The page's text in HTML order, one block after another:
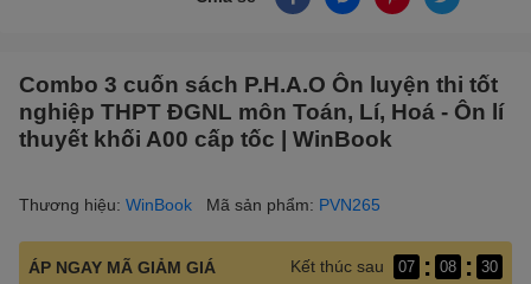
Combo 3 cuốn sách P.H.A.O Ôn luyện thi tốt
nghiệp THPT ĐGNL môn Toán, Lí, Hoá - Ôn lí
thuyết khối A00 cấp tốc | WinBook
Thương hiệu: WinBook Mã sản phẩm: PVN265
ÁP NGAY MÃ GIẢM GIÁ Kết thúc sau 07 : 08 : 30